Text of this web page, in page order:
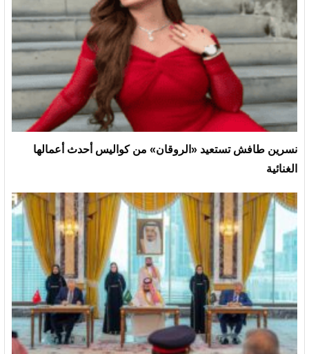
نسرين طافش تستعيد «الروقان» من كواليس أحدث أعمالها
الغنائية